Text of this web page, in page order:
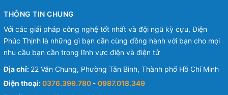
THÔNG TIN CHUNG
Với các giải pháp công nghệ tốt nhất và đội ngũ kỳ cựu, Điện
Phúc Thịnh là những gì bạn cần cùng đồng hành với bạn cho mọi
nhu cầu bạn cần trong lĩnh vực điện và điện tử
Địa chỉ: 22 Văn Chung, Phường Tân Bình, Thành phố Hồ Chí Minh
Điện thoại:0376.399.780 - 0987.018.349